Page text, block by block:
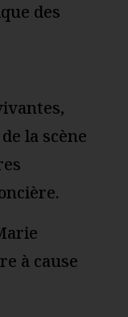
des
la scène
à cause